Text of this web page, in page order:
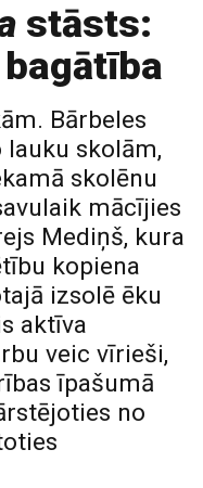
stāsts:
Bārbeles
skolām,
skolēnu
mācījies
Mediņš, kura
kopiena
izsolē ēku
aktīva
veic vīrieši,
īpašumā
no